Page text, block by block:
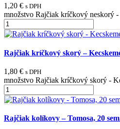
1,20 € s DPH
množstvo Rajčiak kríčkový neskorý
Rajčiak kríčkový skorý –
1,80 € s DPH
množstvo Rajčiak kríčkový skorý -
Rajčiak kolíkovy – Tomosa, 20